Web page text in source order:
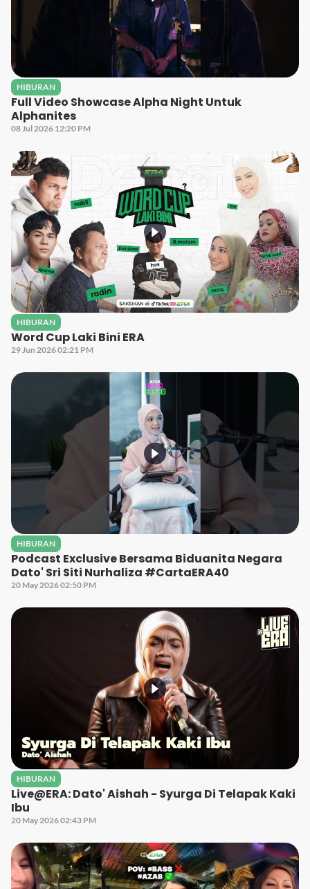
HIBURAN
Full Video Showcase Alpha Night Untuk
Alphanites
08 Jul 2026 12:20 PM
HIBURAN
Word Cup Laki Bini ERA
29 Jun 2026 02:21 PM
HIBURAN
Podcast Exclusive Bersama Biduanita Negara
Dato' Sri Siti Nurhaliza #CartaERA40
20 May 2026 02:50 PM
HIBURAN
Live@ERA: Dato' Aishah - Syurga Di Telapak Kaki
Ibu
20 May 2026 02:43 PM